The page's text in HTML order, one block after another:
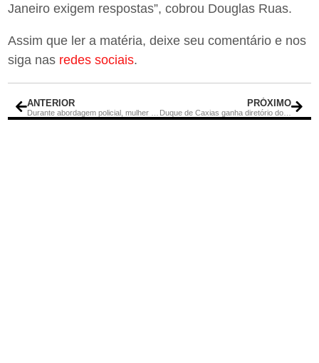
Janeiro exigem respostas”, cobrou Douglas Ruas.
Assim que ler a matéria, deixe seu comentário e nos
siga nas redes sociais.
ANTERIOR PRÓXIMO
Duque de Caxias ganha diretório do PL e deputado Marcelo Dino toma posse